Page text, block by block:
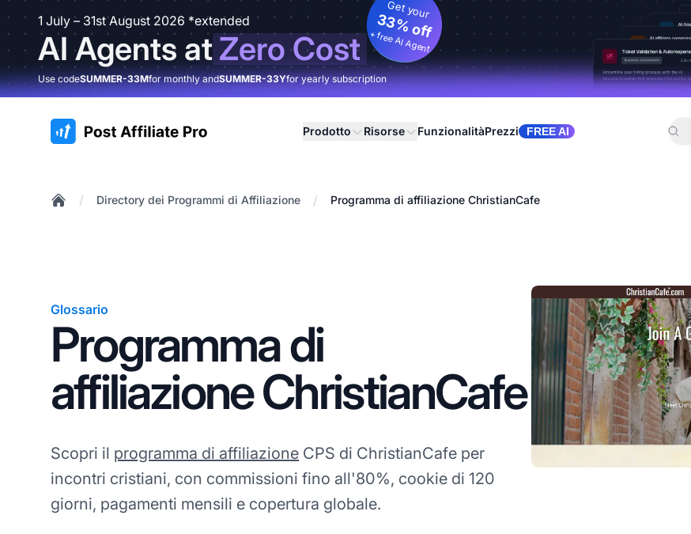
1 July – 31st August 2026 *extended
AI Agents atZero Cost
Get your
33% off
+ free AI Agent
Use codeSUMMER-33Mfor monthly andSUMMER-33Yfor yearly subscription
:site.title Prodotto Risorse FunzionalitàPrezzi FREE AI
/ Directory dei Programmi di Affiliazione / Programma di affiliazione ChristianCafe
Glossario
Programma di
affiliazione ChristianCafe
Scopri il programma di affiliazione CPS di ChristianCafe per
incontri cristiani, con commissioni fino all'80%, cookie di 120
giorni, pagamenti mensili e copertura globale.